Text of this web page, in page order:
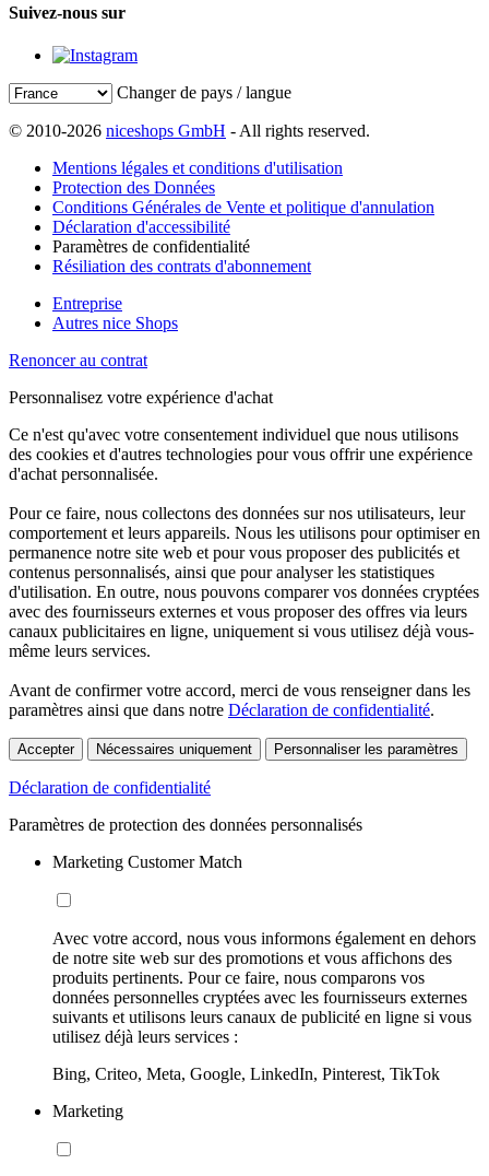
Suivez-nous sur
Changer de pays / langue
© 2010-2026 niceshops GmbH - All rights reserved.
Mentions légales et conditions d'utilisation
Protection des Données
Conditions Générales de Vente et politique d'annulation
Déclaration d'accessibilité
Paramètres de confidentialité
Résiliation des contrats d'abonnement
Entreprise
Autres nice Shops
Renoncer au contrat
Personnalisez votre expérience d'achat
Ce n'est qu'avec votre consentement individuel que nous utilisons
des cookies et d'autres technologies pour vous offrir une expérience
d'achat personnalisée.
Pour ce faire, nous collectons des données sur nos utilisateurs, leur
comportement et leurs appareils. Nous les utilisons pour optimiser en
permanence notre site web et pour vous proposer des publicités et
contenus personnalisés, ainsi que pour analyser les statistiques
d'utilisation. En outre, nous pouvons comparer vos données cryptées
avec des fournisseurs externes et vous proposer des offres via leurs
canaux publicitaires en ligne, uniquement si vous utilisez déjà vous-
même leurs services.
Avant de confirmer votre accord, merci de vous renseigner dans les
paramètres ainsi que dans notre Déclaration de confidentialité.
Accepter Nécessaires uniquement Personnaliser les paramètres
Déclaration de confidentialité
Paramètres de protection des données personnalisés
Marketing Customer Match
Avec votre accord, nous vous informons également en dehors
de notre site web sur des promotions et vous affichons des
produits pertinents. Pour ce faire, nous comparons vos
données personnelles cryptées avec les fournisseurs externes
suivants et utilisons leurs canaux de publicité en ligne si vous
utilisez déjà leurs services :
Bing, Criteo, Meta, Google, LinkedIn, Pinterest, TikTok
Marketing